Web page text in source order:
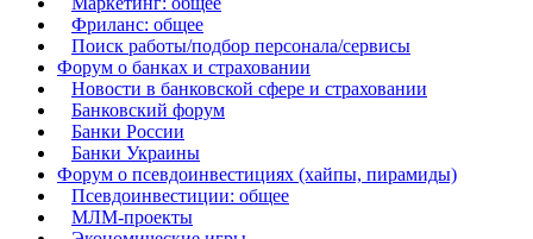
Фриланс: общее
Поиск работы/подбор персонала/сервисы
Форум о банках и страховании
Новости в банковской сфере и страховании
Банковский форум
Банки России
Банки Украины
Форум о псевдоинвестициях (хайпы, пирамиды)
Псевдоинвестиции: общее
МЛМ-проекты